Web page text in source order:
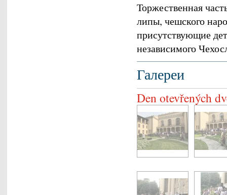
Торжественная
липы, чешского
присутствующие
независимого
Галереи
Den otevřených